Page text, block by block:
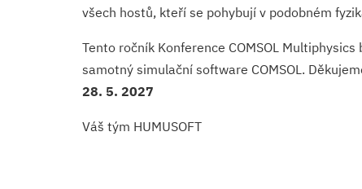
všech hostů, kteří se pohybují v podobném
Tento ročník Konference COMSOL
samotný simulační software COMSOL.
28. 5. 2027
Váš tým HUMUSOFT